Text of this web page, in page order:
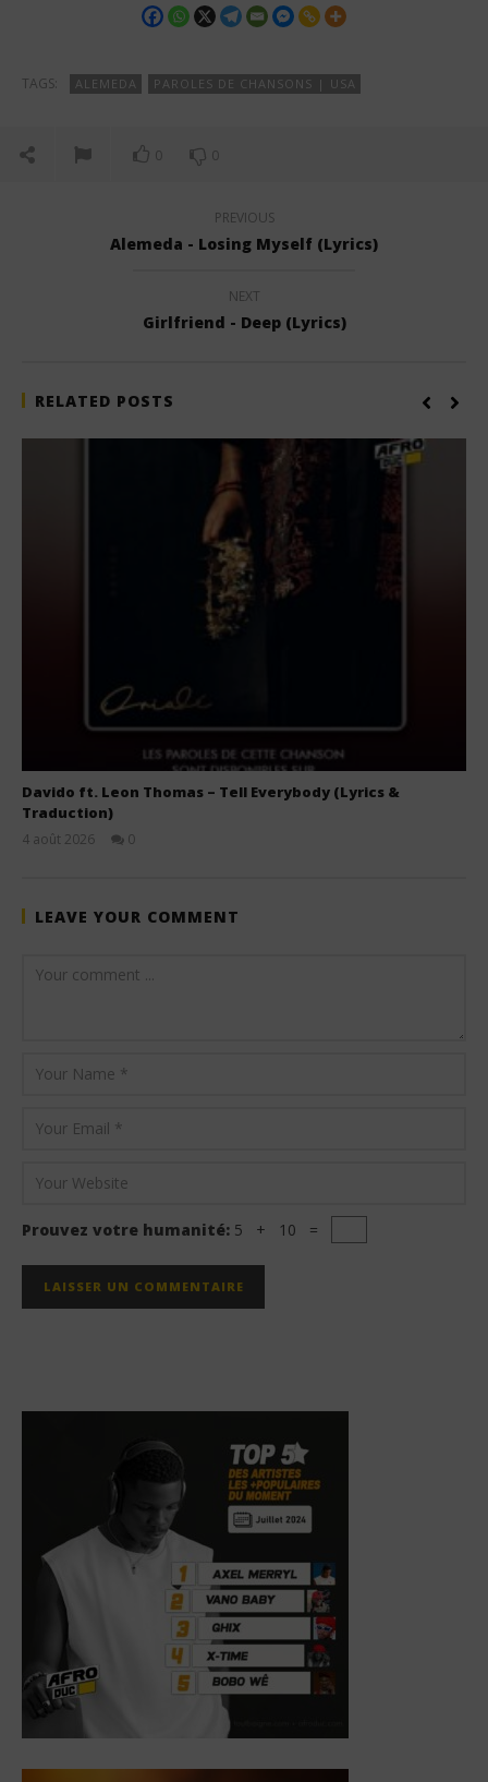
TAGS: ALEMEDA PAROLES DE CHANSONS | USA
0 0
PREVIOUS
Alemeda - Losing Myself (Lyrics)
NEXT
Girlfriend - Deep (Lyrics)
RELATED POSTS
Davido ft. Leon Thomas – Tell Everybody (Lyrics &
Traduction)
4 août 2026
0
LEAVE YOUR COMMENT
Prouvez votre humanité: 5 + 10 =